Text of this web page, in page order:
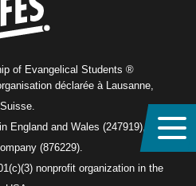
of Evangelical Students ®
déclarée à Lausanne,
Suisse.
England and Wales (247919), and
(876229).
nonprofit organization in the